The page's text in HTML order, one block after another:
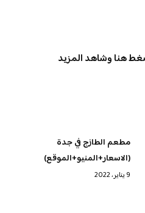
هنا وشاهد المزيد
مطعم الطازج في جدة
(الاسعار+المنيو+الموقع)
9 يناير، 2022